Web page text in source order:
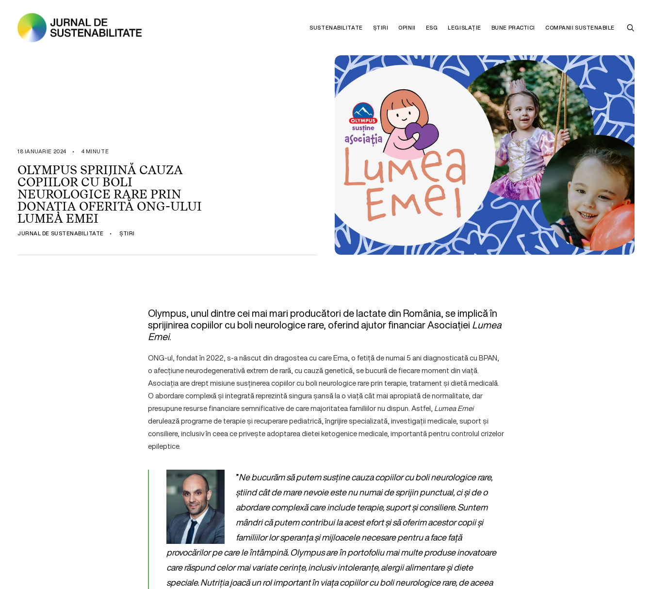
SUSTENABILITATE ȘTIRI OPINII ESG LEGISLAȚIE BUNE PRACTICI COMPANII SUSTENABILE
18 IANUARIE 2024 • 4 MINUTE
OLYMPUS SPRIJINĂ CAUZA
COPIILOR CU BOLI
NEUROLOGICE RARE PRIN
DONAȚIA OFERITĂ ONG-ULUI
LUMEA EMEI
JURNAL DE SUSTENABILITATE • ȘTIRI
Olympus, unul dintre cei mai mari producători de lactate din România, se implică în
sprijinirea copiilor cu boli neurologice rare, oferind ajutor financiar Asociației Lumea
Emei.
ONG-ul, fondat în 2022, s-a născut din dragostea cu care Ema, o fetiță de numai 5 ani diagnosticată cu BPAN,
o afecțiune neurodegenerativă extrem de rară, cu cauză genetică, se bucură de fiecare moment din viață.
Asociația are drept misiune susținerea copiilor cu boli neurologice rare prin terapie, tratament și dietă medicală.
O abordare complexă și integrată reprezintă singura șansă la o viață cât mai apropiată de normalitate, dar
presupune resurse financiare semnificative de care majoritatea familiilor nu dispun. Astfel, Lumea Emei
derulează programe de terapie și recuperare pediatrică, îngrijire specializată, investigații medicale, suport și
consiliere, inclusiv în ceea ce privește adoptarea dietei ketogenice medicale, importantă pentru controlul crizelor
epileptice.
”Ne bucurăm să putem susține cauza copiilor cu boli neurologice rare,
știind cât de mare nevoie este nu numai de sprijin punctual, ci și de o
abordare complexă care include terapie, suport și consiliere. Suntem
mândri că putem contribui la acest efort și să oferim acestor copii și
familiilor lor speranța și mijloacele necesare pentru a face față
provocărilor pe care le întâmpină. Olympus are în portofoliu mai multe produse inovatoare
care răspund celor mai variate cerințe, inclusiv intoleranțe, alergii alimentare și diete
speciale. Nutriția joacă un rol important în viața copiilor cu boli neurologice rare, de aceea